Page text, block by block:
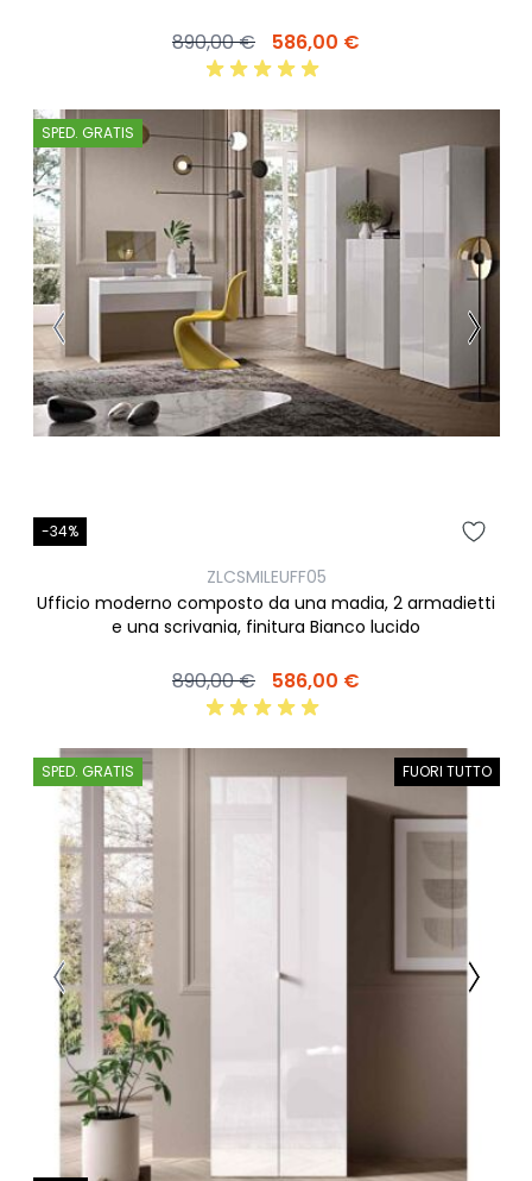
890,00 € 586,00 €
SPED. GRATIS
-34%
ZLCSMILEUFF05
Ufficio moderno composto da una madia, 2 armadietti
e una scrivania, finitura Bianco lucido
890,00 € 586,00 €
SPED. GRATIS FUORI TUTTO